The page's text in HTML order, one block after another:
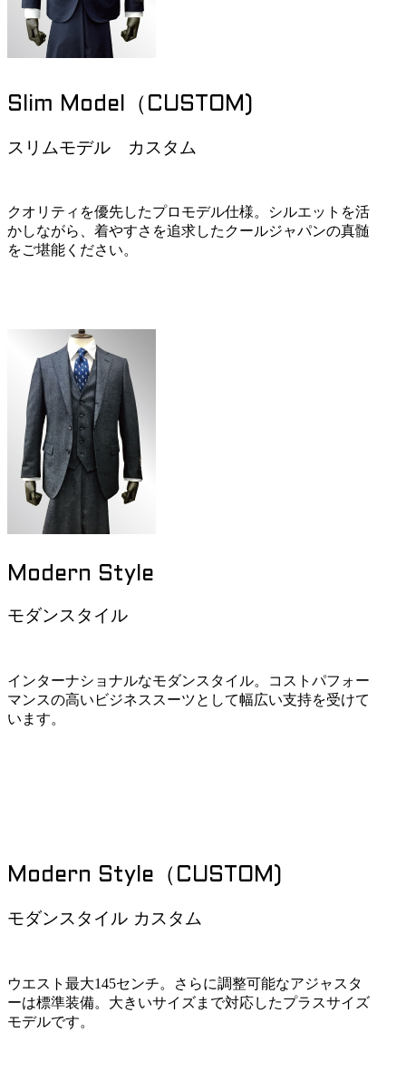
Slim Model（CUSTOM)
スリムモデル カスタム
クオリティを優先したプロモデル仕様。シルエットを活
かしながら、着やすさを追求したクールジャパンの真髄
をご堪能ください。
Modern Style
モダンスタイル
インターナショナルなモダンスタイル。コストパフォー
マンスの高いビジネススーツとして幅広い支持を受けて
います。
Modern Style（CUSTOM)
モダンスタイル カスタム
ウエスト最大145センチ。さらに調整可能なアジャスタ
ーは標準装備。大きいサイズまで対応したプラスサイズ
モデルです。